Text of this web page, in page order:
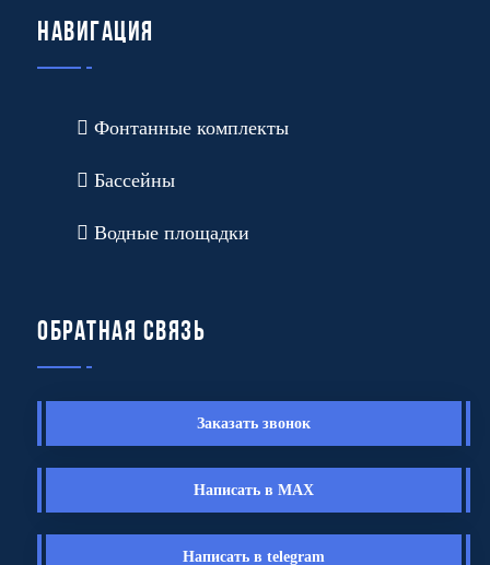
Навигация
Фонтанные комплекты
Бассейны
Водные площадки
Обратная связь
Заказать звонок
Написать в MAX
Написать в telegram